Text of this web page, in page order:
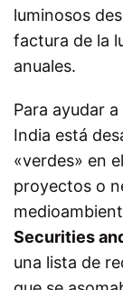
luminosos
factura de la
anuales.
Para ayudar
India está
«verdes» en
proyectos o
Securities
una lista de